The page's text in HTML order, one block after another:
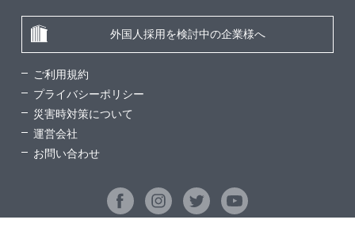
外国人採用を検討中の企業様へ
ご利用規約
プライバシーポリシー
災害時対策について
運営会社
お問い合わせ